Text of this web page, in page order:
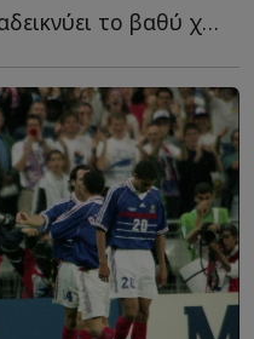
Η νέα αυτή σύγκρουση αναδεικνύει το βαθύ χάσμα που ε...